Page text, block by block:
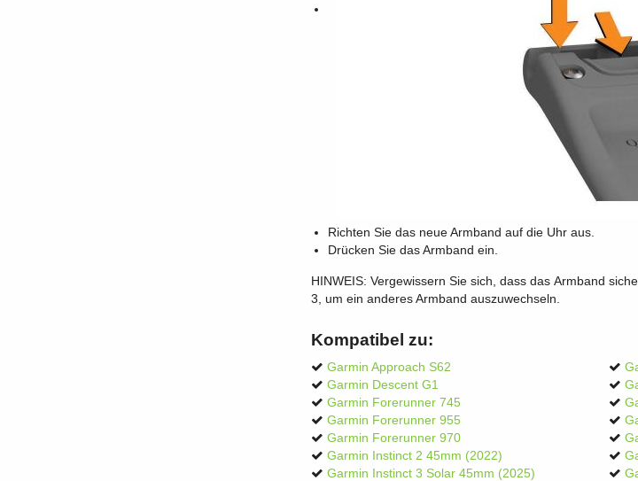
Richten Sie das neue Armband auf die Uhr aus.
Drücken Sie das Armband ein.
HINWEIS: Vergewissern Sie sich, dass das Armband
3, um ein anderes Armband auszuwechseln.
Kompatibel zu:
Garmin Approach S62
Garmin Descent G1
Garmin Forerunner 745
Garmin Forerunner 955
Garmin Forerunner 970
Garmin Instinct 2 45mm (2022)
Garmin Instinct 3 Solar 45mm (2025)